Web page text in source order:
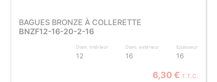
BAGUES BRONZE À COLLERETTE
BNZF12-16-20-2-16
Diam. intérieur
12
Diam. extérieur
16
Epaisseur
16
6,30 € T.T.C.